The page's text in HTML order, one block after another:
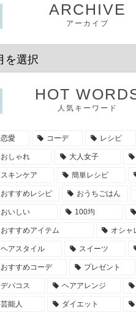
ARCHIVE
アーカイブ
HOT
人気キーワード
恋愛 コーデ レシピ
おしゃれ 大人女子
スキンケア 簡単レシピ
おすすめレシピ おうちごはん
おいしい 100均
おすすめアイテム オシャ
ヘアスタイル スイーツ
おすすめコーデ プレゼント
デパコス ヘアアレンジ
芸能人 ダイエット